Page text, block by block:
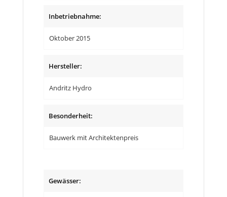
Inbetriebnahme:
Oktober 2015
Hersteller:
Andritz Hydro
Besonderheit:
Bauwerk mit Architektenpreis
Gewässer: